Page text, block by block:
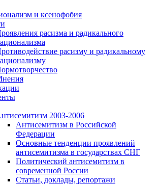
и ксенофобия
расизма и радикального
расизму и радикальному
2003-2006
Антисемитизм в Российской
Федерации
Основные тенденции проявлений
антисемитизма в государствах СНГ
Политический антисемитизм в
современной России
Статьи, доклады, репортажи